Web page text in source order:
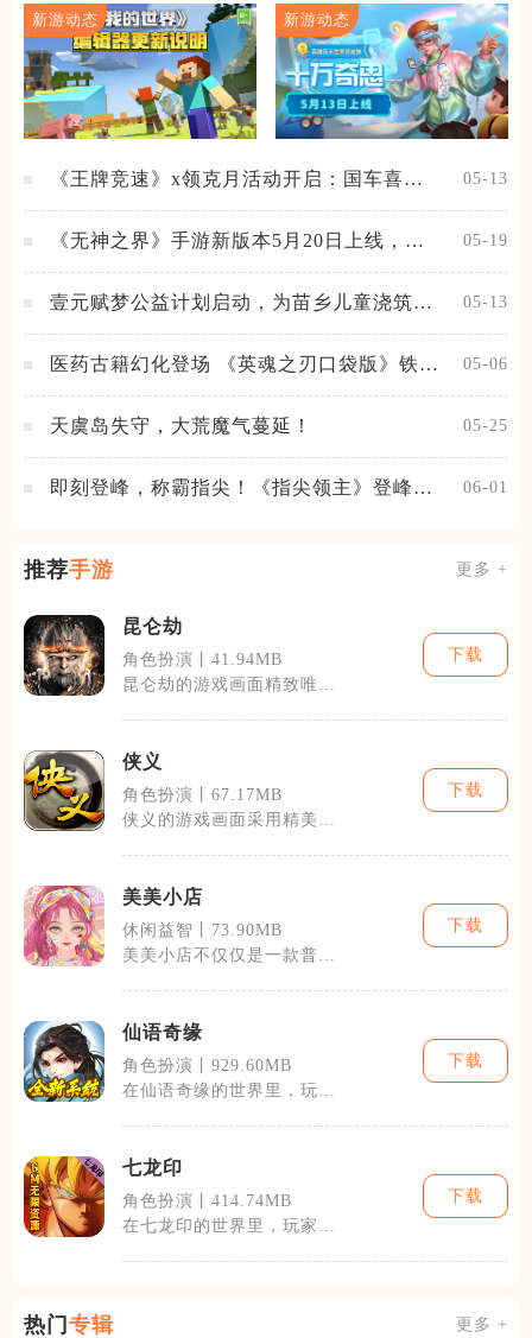
新游动态 新游动态
《王牌竞速》x领克月活动开启：国车喜迎
05-13
《无神之界》手游新版本5月20日上线，女
05-19
壹元赋梦公益计划启动，为苗乡儿童浇筑梦
05-13
医药古籍幻化登场 《英魂之刃口袋版》铁扇
05-06
天虞岛失守，大荒魔气蔓延！ 05-25
即刻登峰，称霸指尖！《指尖领主》登峰测
06-01
推荐手游 更多 +
昆仑劫
角色扮演丨41.94MB
昆仑劫的游戏画面精致唯
下载
侠义
角色扮演丨67.17MB
侠义的游戏画面采用精美的
下载
美美小店
休闲益智丨73.90MB
美美小店不仅仅是一款普通
下载
仙语奇缘
角色扮演丨929.60MB
在仙语奇缘的世界里，玩家
下载
七龙印
角色扮演丨414.74MB
在七龙印的世界里，玩家不
下载
热门专辑 更多 +